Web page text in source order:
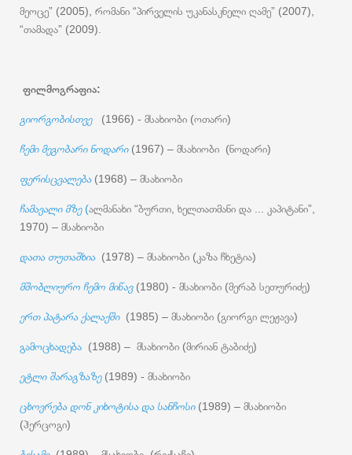
მეოცე” (2005), რომანი “პირველის უკანასკნელი ღამე” (2007),
“თამადა” (2009).
ფილმოგრაფია:
გიორგობისთვე (1966) - მსახიობი (ოთარი)
ჩემი მეგობარი ნოდარი(1967) – მსახიობი (ნოდარი)
ფერისცვალება(1968) – მსახიობი
ჩამავალი მზე(ალმანახი “ბურთი, ხელთათმანი და ... კაპიტანი”,
1970) – მსახიობი
დათა თუთაშხია (1978) – მსახიობი (კაზა ჩხეტია)
მშობლიურო ჩემო მიწავ (1980) - მსახიობი (მერაბ სეთურიძე)
ერთ პატარა ქალაქში (1985) – მსახიობი (გიორგი ლეჟავა)
გამოცხადება (1988) – მსახიობი (მირიან ტაბიძე)
ეტლი შარაგზაზე(1989) - მსახიობი
ცხოვრება დონ კიხოტისა და სანჩოსი (1989) – მსახიობი
(ჰერცოგი)